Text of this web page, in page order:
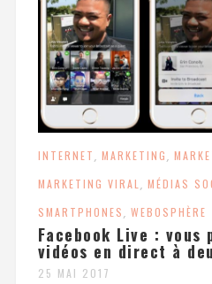
INTERNET, MARKETING,
MARKETING VIRAL , MÉDIAS
SMARTPHONES, WEBOSPHÈRE
Facebook Live : vous
vidéos en direct à
25 MAI 2017